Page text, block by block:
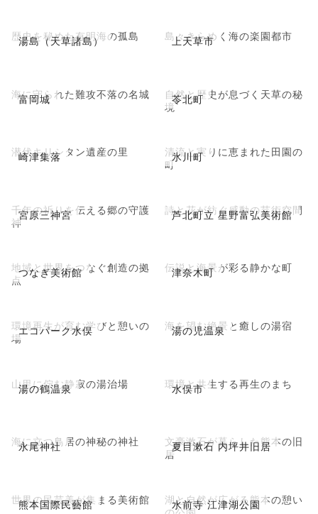
湯島（天草諸島）
歴史を秘めた有明海の孤島 上天草市
島々きらめく海の楽園都市
富岡城
海に守られた難攻不落の名城 苓北町
自然と歴史が息づく天草の秘
境
崎津集落
潜伏キリシタン遺産の里 氷川町
清流と実りに恵まれた田園の
町
宮原三神宮
千年の祈りを伝える郷の守護
神
芦北町立 星野富弘美術館
詩と花が紡ぐ感動の芸術空間
つなぎ美術館
地域と世界をつなぐ創造の拠
点
津奈木町
伝説と海景が彩る静かな町
エコパーク水俣
環境再生が育む学びと憩いの
場
湯の児温泉
海を望む絶景と癒しの湯宿
湯の鶴温泉
山里に佇む静寂の湯治場 水俣市
環境と共生する再生のまち
永尾神社
海に立つ鳥居の神秘の神社 夏目漱石 内坪井旧居
文豪漱石が暮らした熊本の旧
居
熊本国際民藝館
世界の民芸美が集まる美術館 水前寺 江津湖公園
湖と自然が広がる熊本の憩い